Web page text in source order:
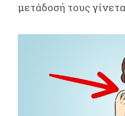
μετάδοσή τους